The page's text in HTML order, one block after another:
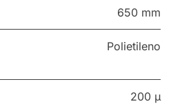
650 mm
Polietileno
200 µ